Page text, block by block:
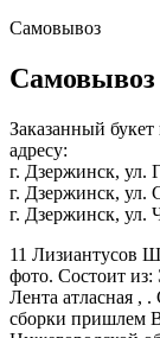
Самовывоз
Самовывоз
Заказанный
адресу:
г. Дзержинск, ул.
г. Дзержинск, ул.
г. Дзержинск, ул.
11 Лизиантусов
фото. Состоит из:
Лента атласная ,
сборки пришлем